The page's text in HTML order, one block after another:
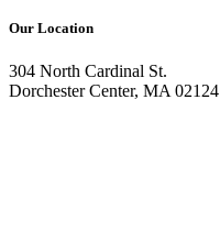
Our Location
304 North Cardinal St.
Dorchester Center, MA 02124